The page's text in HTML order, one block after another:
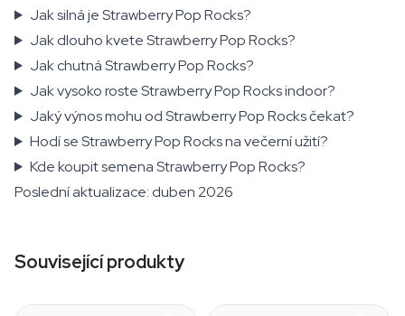
Jak silná je Strawberry Pop Rocks?
Jak dlouho kvete Strawberry Pop Rocks?
Jak chutná Strawberry Pop Rocks?
Jak vysoko roste Strawberry Pop Rocks indoor?
Jaký výnos mohu od Strawberry Pop Rocks čekat?
Hodí se Strawberry Pop Rocks na večerní užití?
Kde koupit semena Strawberry Pop Rocks?
Poslední aktualizace: duben 2026
Související produkty